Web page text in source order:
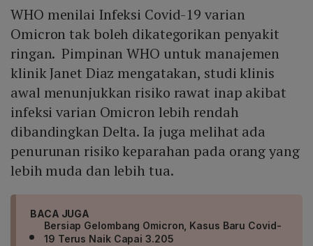
WHO menilai Infeksi Covid-19 varian
Omicron tak boleh dikategorikan penyakit
ringan. Pimpinan WHO untuk manajemen
klinik Janet Diaz mengatakan, studi klinis
awal menunjukkan risiko rawat inap akibat
infeksi varian Omicron lebih rendah
dibandingkan Delta. Ia juga melihat ada
penurunan risiko keparahan pada orang yang
lebih muda dan lebih tua.
BACA JUGA
Bersiap Gelombang Omicron, Kasus Baru Covid-
19 Terus Naik Capai 3.205